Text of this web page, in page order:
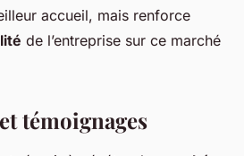
accueil, mais renforce
de l’entreprise sur ce marché
témoignages